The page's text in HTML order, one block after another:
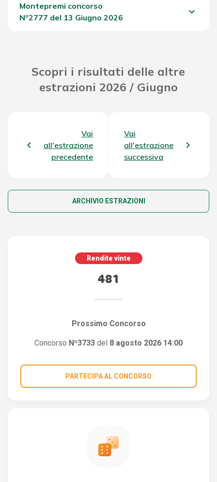
Montepremi concorso
Nº2777 del 13 Giugno 2026
keyboard_arrow_down
Scopri i risultati delle altre
estrazioni 2026 / Giugno
Vai
all'estrazione
precedente
Vai
all'estrazione
successiva
ARCHIVIO ESTRAZIONI
Rendite vinte
481
Prossimo Concorso
Concorso Nº3733 del 8 agosto 2026 14:00
PARTECIPA AL CONCORSO